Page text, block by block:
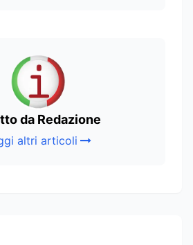
da Redazione
altri articoli